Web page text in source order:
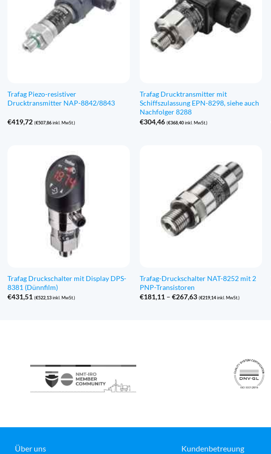
Trafag Piezo-resistiver
Drucktransmitter NAP-8842/8843
€419,72 (€507,86inkl. MwSt.)
Trafag Drucktransmitter mit
Schiffszulassung EPN-8298, siehe auch
Nachfolger 8288
€304,46 (€368,40inkl. MwSt.)
Trafag Druckschalter mit Display DPS-
8381 (Dünnfilm)
€431,51 (€522,13inkl. MwSt.)
Trafag-Druckschalter NAT-8252 mit 2
PNP-Transistoren
€181,11 – €267,63Preisspanne:
€181,11
(€219,14inkl. MwSt.)
Über uns
Kundenbetreuung